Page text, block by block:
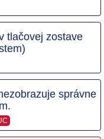
tlačovej zostave
správne